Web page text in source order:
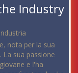
Industry
nota per la sua
La sua passione
e l'ha